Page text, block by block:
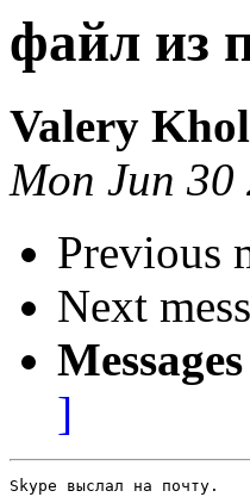
файл из
Valery
Mon Jun
Previous
Next
]
Skype выслал на почту.